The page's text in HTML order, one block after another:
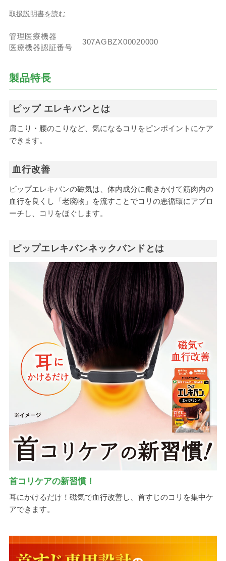
取扱説明書を読む
管理医療機器
医療機器認証番号
307AGBZX00020000
製品特長
ピップ エレキバンとは
肩こり・腰のこりなど、気になるコリをピンポイントにケア
できます。
血行改善
ピップエレキバンの磁気は、体内成分に働きかけて筋肉内の
血行を良くし「老廃物」を流すことでコリの悪循環にアプロ
ーチし、コリをほぐします。
ピップエレキバンネックバンドとは
首コリケアの新習慣！
耳にかけるだけ！磁気で血行改善し、首すじのコリを集中ケ
アできます。